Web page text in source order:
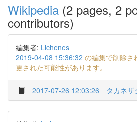
Wikipedia (2 pages, 2
contributors)
編集者: Lichenes
2019-04-08 15:36:32 の編集で削除さ
更された可能性があります。
2017-07-26 12:03:26 タカネザ